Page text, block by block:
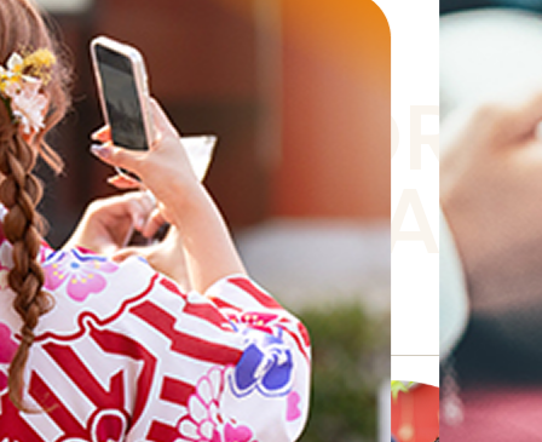
With hospitality as our motto,
we connect people, ideas, and cultures.
FEEL MORE
JAPAN
我们的理念